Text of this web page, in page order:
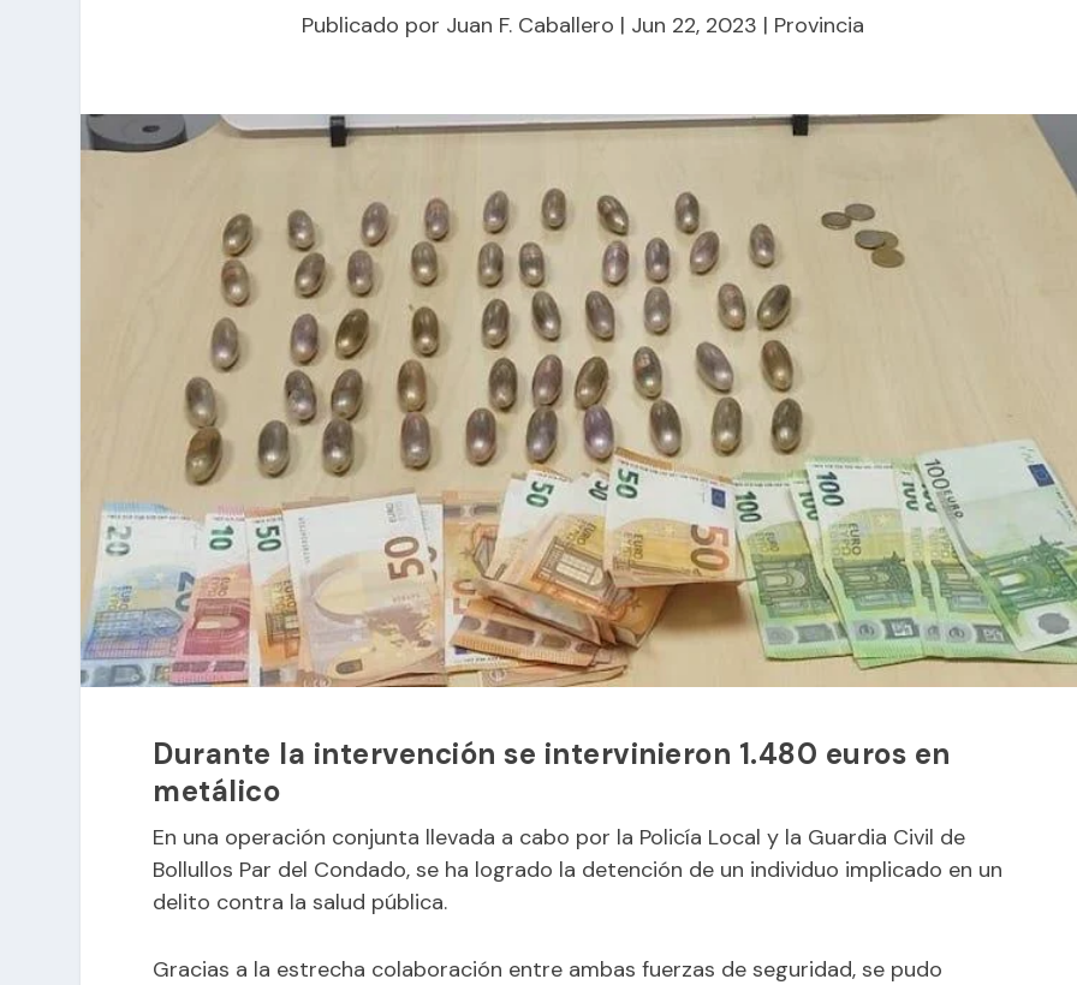
Publicado por Juan F. Caballero | Jun 22, 2023 | Provincia
Durante la intervención se intervinieron 1.480 euros en
metálico
En una operación conjunta llevada a cabo por la Policía Local y la Guardia Civil de
Bollullos Par del Condado, se ha logrado la detención de un individuo implicado en un
delito contra la salud pública.
Gracias a la estrecha colaboración entre ambas fuerzas de seguridad, se pudo